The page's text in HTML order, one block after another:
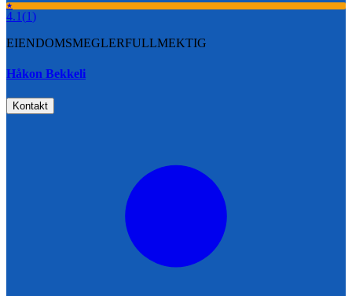
★
4.1(1)
EIENDOMSMEGLERFULLMEKTIG
Håkon Bekkeli
Kontakt